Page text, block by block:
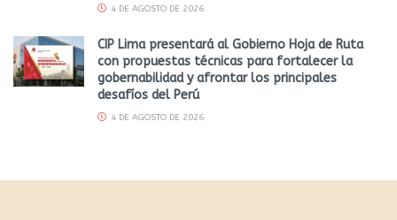
4 DE AGOSTO DE 2026
CIP Lima presentará al Gobierno Hoja de Ruta
con propuestas técnicas para fortalecer la
gobernabilidad y afrontar los principales
desafíos del Perú
4 DE AGOSTO DE 2026